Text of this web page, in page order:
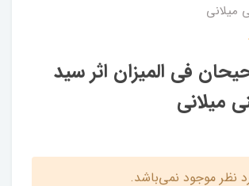
میلانی
فی المیزان اثر سید
میلانی
نظر موجود نمی‌باشد.